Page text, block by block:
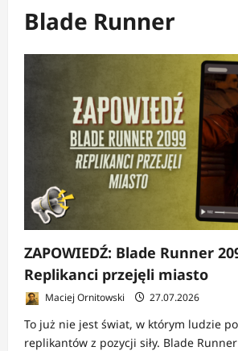
Blade Runner
ZAPOWIEDŹ: Blade Runner
Replikanci przejęli miasto
Maciej Ornitowski 27.07.2026
To już nie jest świat, w którym ludzie
replikantów z pozycji siły. Blade